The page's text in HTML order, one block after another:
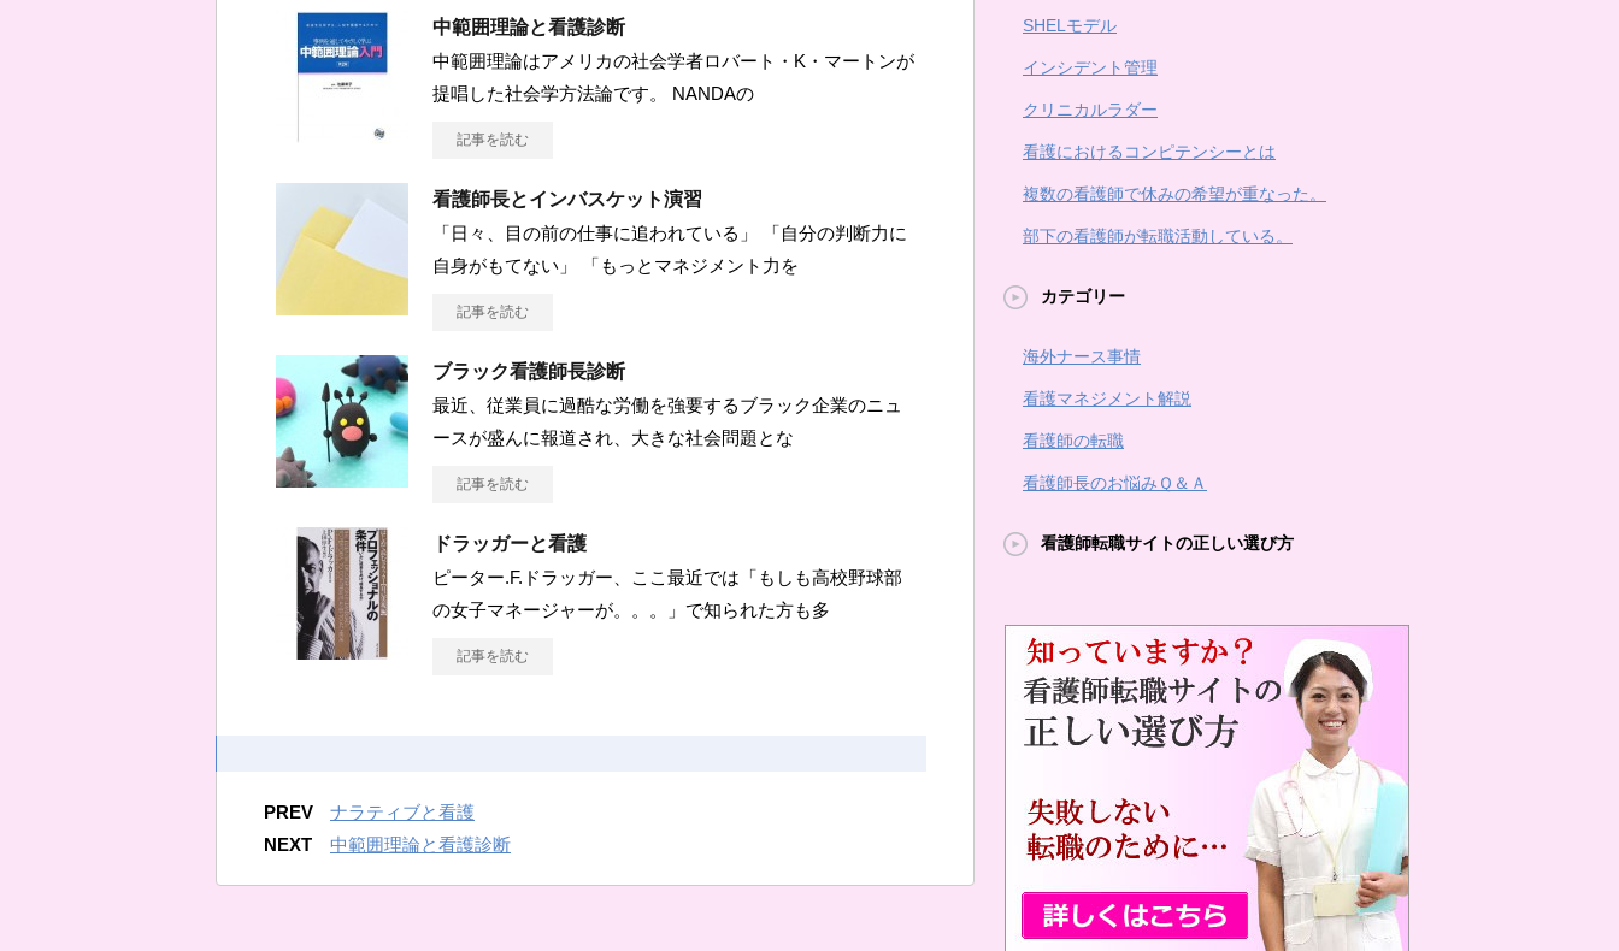
中範囲理論と看護診断
中範囲理論はアメリカの社会学者ロバート・K・マートンが
提唱した社会学方法論です。 NANDAの
記事を読む
看護師長とインバスケット演習
「日々、目の前の仕事に追われている」 「自分の判断力に
自身がもてない」 「もっとマネジメント力を
記事を読む
ブラック看護師長診断
最近、従業員に過酷な労働を強要するブラック企業のニュ
ースが盛んに報道され、大きな社会問題とな
記事を読む
ドラッガーと看護
ピーター.F.ドラッガー、ここ最近では「もしも高校野球部
の女子マネージャーが。。。」で知られた方も多
記事を読む
PREV
ナラティブと看護
NEXT
中範囲理論と看護診断
SHELモデル
インシデント管理
クリニカルラダー
看護におけるコンピテンシーとは
複数の看護師で休みの希望が重なった。
部下の看護師が転職活動している。
カテゴリー
海外ナース事情
看護マネジメント解説
看護師の転職
看護師長のお悩みＱ＆Ａ
看護師転職サイトの正しい選び方